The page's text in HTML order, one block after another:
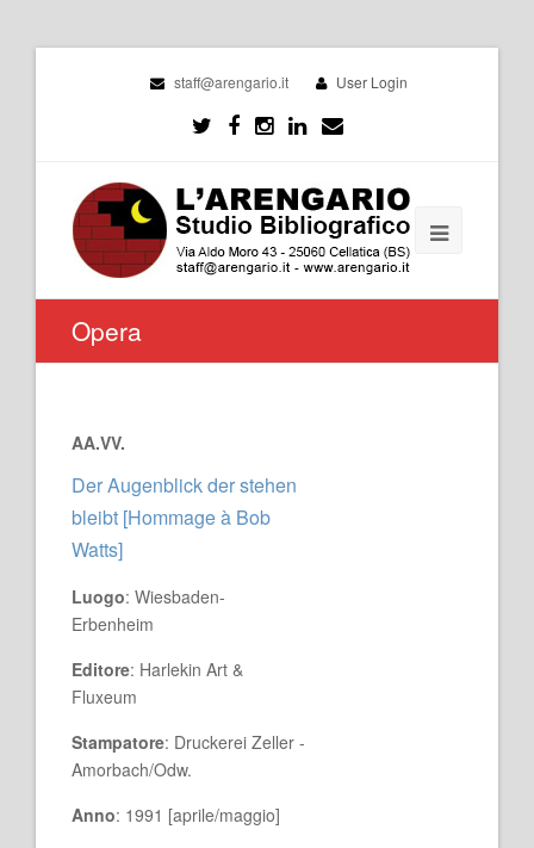
staff@arengario.it User Login
Opera
AA.VV.
Der Augenblick der stehen
bleibt [Hommage à Bob
Watts]
Luogo: Wiesbaden-
Erbenheim
Editore: Harlekin Art &
Fluxeum
Stampatore: Druckerei Zeller -
Amorbach/Odw.
Anno: 1991 [aprile/maggio]